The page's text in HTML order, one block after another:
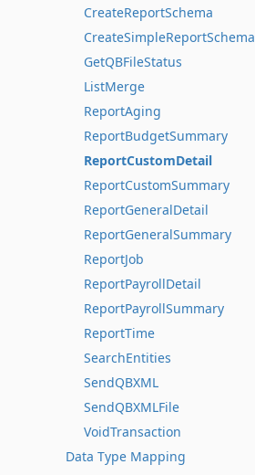
CreateReportSchema
CreateSimpleReportSchema
GetQBFileStatus
ListMerge
ReportAging
ReportBudgetSummary
ReportCustomDetail
ReportCustomSummary
ReportGeneralDetail
ReportGeneralSummary
ReportJob
ReportPayrollDetail
ReportPayrollSummary
ReportTime
SearchEntities
SendQBXML
SendQBXMLFile
VoidTransaction
Data Type Mapping